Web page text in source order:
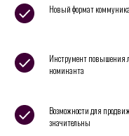
Новый формат
Инструмент повышения
номинанта
Возможности для
значительны